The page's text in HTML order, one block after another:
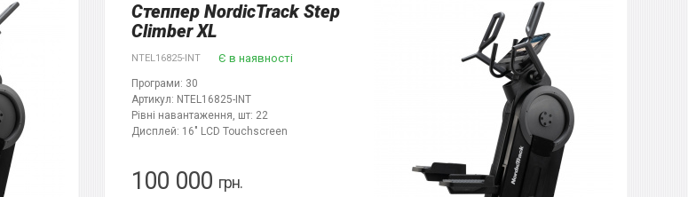
Степпер NordicTrack Step
Climber XL
NTEL16825-INT Є в наявності
Програми: 30
Артикул: NTEL16825-INT
Рівні навантаження, шт: 22
Дисплей: 16" LCD Touchscreen
100 000 грн.